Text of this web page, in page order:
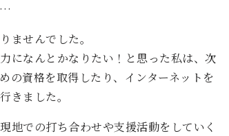
…
ませんでした。
になんとかなりたい！と思った私は、次
の資格を取得したり、インターネットを
きました。
地での打ち合わせや支援活動をしていく